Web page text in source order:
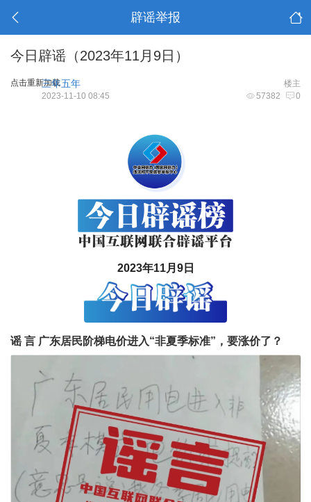
辟谣举报
今日辟谣（2023年11月9日）
点击重新加载 楼主
三年五年
57382 0
2023-11-10 08:45
2023年11月9日
谣言 广东居民阶梯电价进入“非夏季标准”，要涨价了？